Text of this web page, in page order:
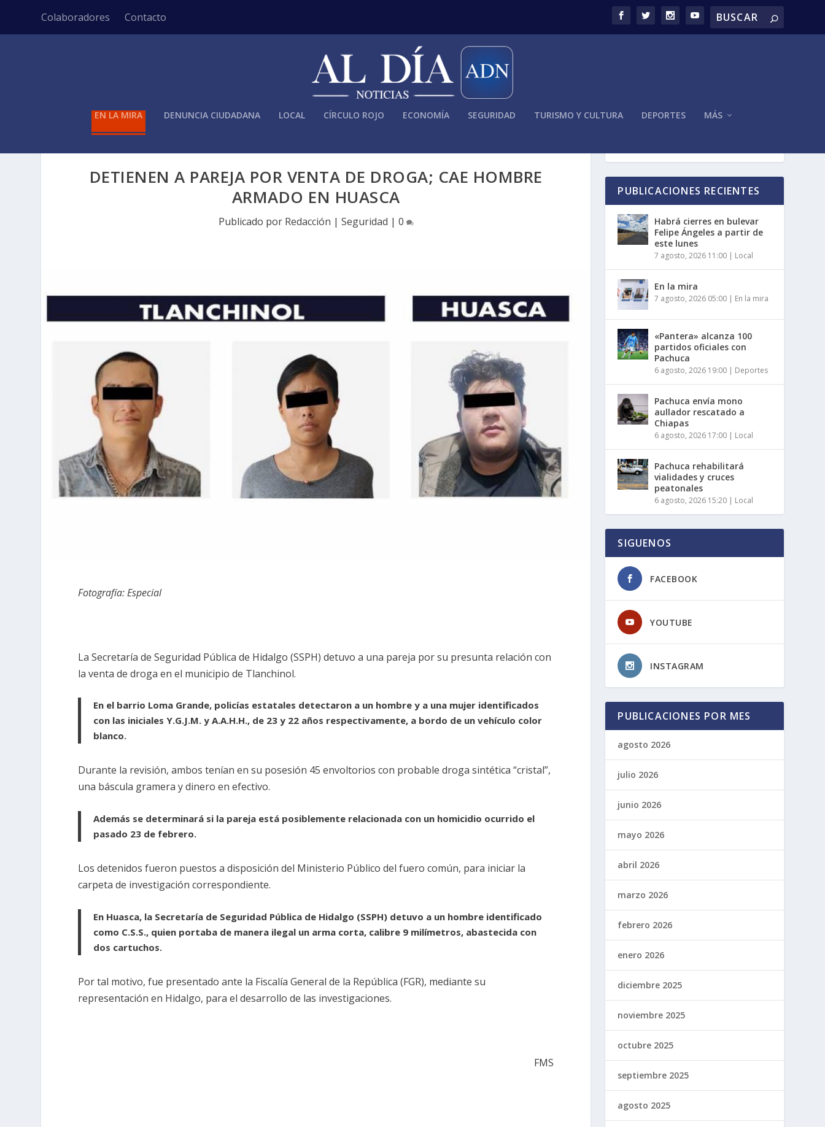
Colaboradores Contacto
EN LA MIRA DENUNCIA CIUDADANA LOCAL CÍRCULO ROJO ECONOMÍA SEGURIDAD TURISMO Y CULTURA DEPORTES MÁS
DETIENEN A PAREJA POR VENTA DE DROGA; CAE HOMBRE
ARMADO EN HUASCA
Publicado por Redacción | Seguridad | 0
Fotografía: Especial
La Secretaría de Seguridad Pública de Hidalgo (SSPH) detuvo a una pareja por su presunta relación con
la venta de droga en el municipio de Tlanchinol.
En el barrio Loma Grande, policías estatales detectaron a un hombre y a una mujer identificados
con las iniciales Y.G.J.M. y A.A.H.H., de 23 y 22 años respectivamente, a bordo de un vehículo color
blanco.
Durante la revisión, ambos tenían en su posesión 45 envoltorios con probable droga sintética “cristal”,
una báscula gramera y dinero en efectivo.
Además se determinará si la pareja está posiblemente relacionada con un homicidio ocurrido el
pasado 23 de febrero.
Los detenidos fueron puestos a disposición del Ministerio Público del fuero común, para iniciar la
carpeta de investigación correspondiente.
En Huasca, la Secretaría de Seguridad Pública de Hidalgo (SSPH) detuvo a un hombre identificado
como C.S.S., quien portaba de manera ilegal un arma corta, calibre 9 milímetros, abastecida con
dos cartuchos.
Por tal motivo, fue presentado ante la Fiscalía General de la República (FGR), mediante su
representación en Hidalgo, para el desarrollo de las investigaciones.
FMS
PUBLICACIONES RECIENTES
Habrá cierres en bulevar
Felipe Ángeles a partir de
este lunes
7 agosto, 2026 11:00 | Local
En la mira
7 agosto, 2026 05:00 | En la mira
«Pantera» alcanza 100
partidos oficiales con
Pachuca
6 agosto, 2026 19:00 | Deportes
Pachuca envía mono
aullador rescatado a
Chiapas
6 agosto, 2026 17:00 | Local
Pachuca rehabilitará
vialidades y cruces
peatonales
6 agosto, 2026 15:20 | Local
SIGUENOS
FACEBOOK
YOUTUBE
INSTAGRAM
PUBLICACIONES POR MES
agosto 2026
julio 2026
junio 2026
mayo 2026
abril 2026
marzo 2026
febrero 2026
enero 2026
diciembre 2025
noviembre 2025
octubre 2025
septiembre 2025
agosto 2025